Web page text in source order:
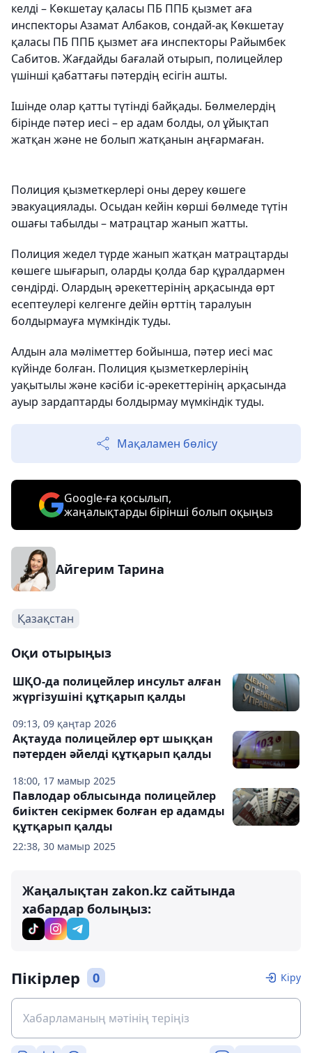
келді – Көкшетау қаласы ПБ ППБ қызмет аға
инспекторы Азамат Албаков, сондай-ақ Көкшетау
қаласы ПБ ППБ қызмет аға инспекторы Райымбек
Сабитов. Жағдайды бағалай отырып, полицейлер
үшінші қабаттағы пәтердің есігін ашты.
Ішінде олар қатты түтінді байқады. Бөлмелердің
бірінде пәтер иесі – ер адам болды, ол ұйықтап
жатқан және не болып жатқанын аңғармаған.
Полиция қызметкерлері оны дереу көшеге
эвакуациялады. Осыдан кейін көрші бөлмеде түтін
ошағы табылды – матрацтар жанып жатты.
Полиция жедел түрде жанып жатқан матрацтарды
көшеге шығарып, оларды қолда бар құралдармен
сөндірді. Олардың әрекеттерінің арқасында өрт
есептеулері келгенге дейін өрттің таралуын
болдырмауға мүмкіндік туды.
Алдын ала мәліметтер бойынша, пәтер иесі мас
күйінде болған. Полиция қызметкерлерінің
уақытылы және кәсіби іс-әрекеттерінің арқасында
ауыр зардаптарды болдырмау мүмкіндік туды.
Мақаламен бөлісу
Google-ға қосылып,
жаңалықтарды бірінші болып оқыңыз
Айгерим Тарина
Қазақстан
Оқи отырыңыз
09:13, 09 қаңтар 2026
ШҚО-да полицейлер инсульт алған
жүргізушіні құтқарып қалды
18:00, 17 мамыр 2025
Ақтауда полицейлер өрт шыққан
пәтерден әйелді құтқарып қалды
22:38, 30 мамыр 2025
Павлодар облысында полицейлер
биіктен секірмек болған ер адамды
құтқарып қалды
Жаңалықтан zakon.kz сайтында
хабардар болыңыз:
Пікірлер 0 Кіру